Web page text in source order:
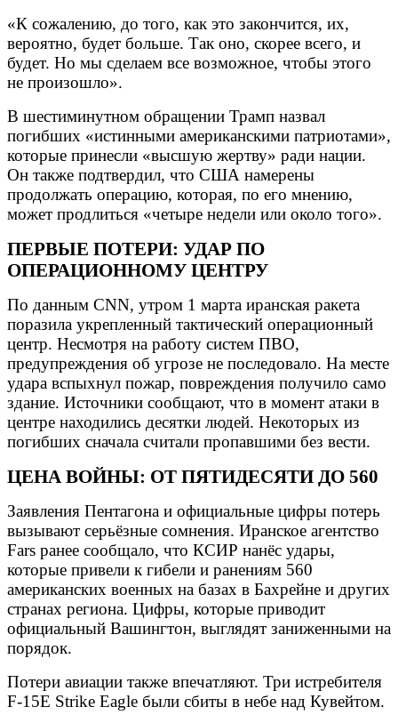
«К сожалению, до того, как это закончится, их,
вероятно, будет больше. Так оно, скорее всего, и
будет. Но мы сделаем все возможное, чтобы этого
не произошло».
В шестиминутном обращении Трамп назвал
погибших «истинными американскими патриотами»,
которые принесли «высшую жертву» ради нации.
Он также подтвердил, что США намерены
продолжать операцию, которая, по его мнению,
может продлиться «четыре недели или около того».
ПЕРВЫЕ ПОТЕРИ: УДАР ПО
ОПЕРАЦИОННОМУ ЦЕНТРУ
По данным CNN, утром 1 марта иранская ракета
поразила укрепленный тактический операционный
центр. Несмотря на работу систем ПВО,
предупреждения об угрозе не последовало. На месте
удара вспыхнул пожар, повреждения получило само
здание. Источники сообщают, что в момент атаки в
центре находились десятки людей. Некоторых из
погибших сначала считали пропавшими без вести.
ЦЕНА ВОЙНЫ: ОТ ПЯТИДЕСЯТИ ДО 560
Заявления Пентагона и официальные цифры потерь
вызывают серьёзные сомнения. Иранское агентство
Fars ранее сообщало, что КСИР нанёс удары,
которые привели к гибели и ранениям 560
американских военных на базах в Бахрейне и других
странах региона. Цифры, которые приводит
официальный Вашингтон, выглядят заниженными на
порядок.
Потери авиации также впечатляют. Три истребителя
F-15E Strike Eagle были сбиты в небе над Кувейтом.